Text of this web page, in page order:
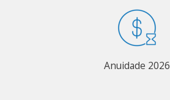
Anuidade 2026